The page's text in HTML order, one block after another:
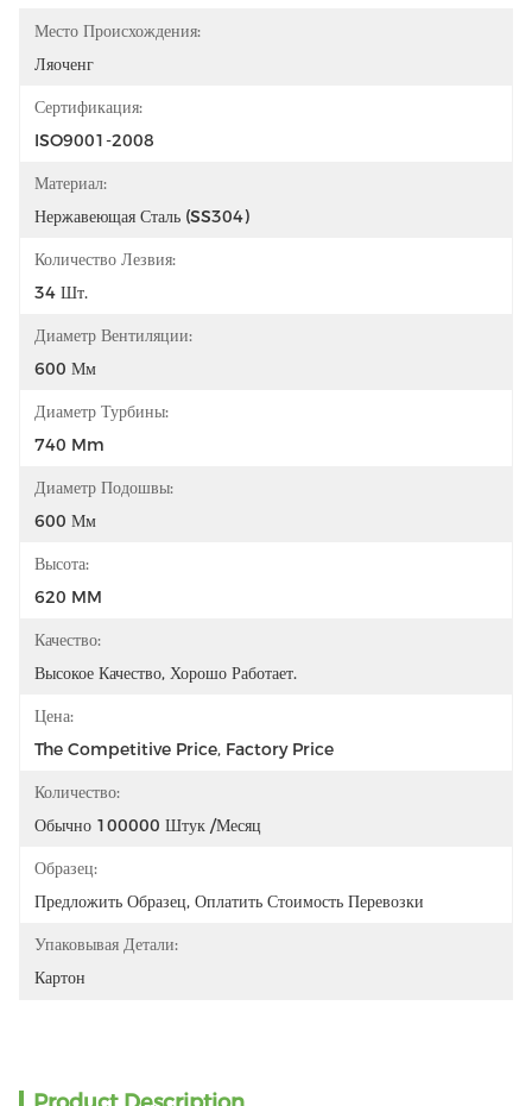
Место Происхождения:
Ляоченг
Сертификация:
ISO9001-2008
Материал:
Нержавеющая Сталь (SS304)
Количество Лезвия:
34 Шт.
Диаметр Вентиляции:
600 Мм
Диаметр Турбины:
740 Mm
Диаметр Подошвы:
600 Мм
Высота:
620 MM
Качество:
Высокое Качество, Хорошо Работает.
Цена:
The Competitive Price, Factory Price
Количество:
Обычно 100000 Штук /месяц
Образец:
Предложить Образец, Оплатить Стоимость Перевозки
Упаковывая Детали:
Картон